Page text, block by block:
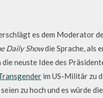
es dem Moderator
Daily Showdie Sprache, als
die neuste Idee des
im US-Militär zu
zu hoch und es würde